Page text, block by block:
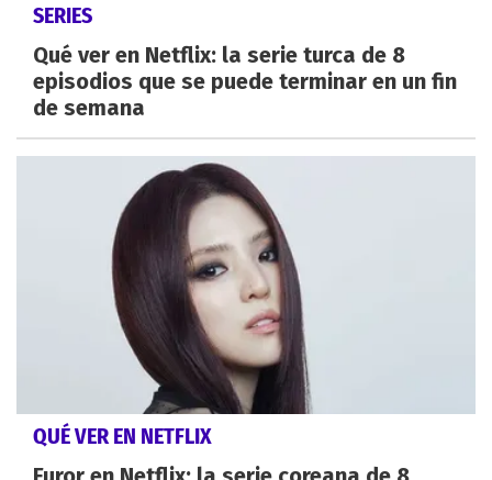
SERIES
Qué ver en Netflix: la serie turca de 8
episodios que se puede terminar en un fin
de semana
QUÉ VER EN NETFLIX